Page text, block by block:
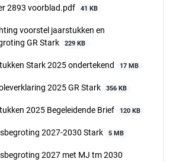
2893 voorblad.pdf
41 KB
voorstel jaarstukken en
GR Stark
229 KB
Stark 2025 ondertekend 17 MB
2025 GR Stark 356 KB
2025 Begeleidende Brief 120 KB
2027-2030 Stark 5 MB
2027 met MJ tm 2030